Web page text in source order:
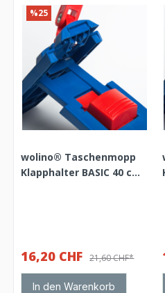
%25
wolino® Taschenmopp
Klapphalter BASIC 40 cm
16,20 CHF 21,60 CHF*
In den Warenkorb